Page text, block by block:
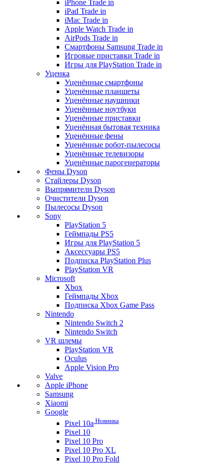
iPhone Trade in
iPad Trade in
iMac Trade in
Apple Watch Trade in
AirPods Trade in
Смартфоны Samsung Trade in
Игровые приставки Trade in
Игры для PlayStation Trade in
Уценка
Уценённые смартфоны
Уценённые планшеты
Уценённые наушники
Уценённые ноутбуки
Уценённые приставки
Уценённая бытовая техника
Уценённые фены
Уценённые робот-пылесосы
Уценённые телевизоры
Уценённые парогенераторы
Фены Dyson
Стайлеры Dyson
Выпрямители Dyson
Очистители Dyson
Пылесосы Dyson
Sony
PlayStation 5
Геймпады PS5
Игры для PlayStation 5
Аксессуары PS5
Подписка PlayStation Plus
PlayStation VR
Microsoft
Xbox
Геймпады Xbox
Подписка Xbox Game Pass
Nintendo
Nintendo Switch 2
Nintendo Switch
VR шлемы
PlayStation VR
Oculus
Apple Vision Pro
Valve
Apple iPhone
Samsung
Xiaomi
Google
Pixel 10a Новинка
Pixel 10
Pixel 10 Pro
Pixel 10 Pro XL
Pixel 10 Pro Fold